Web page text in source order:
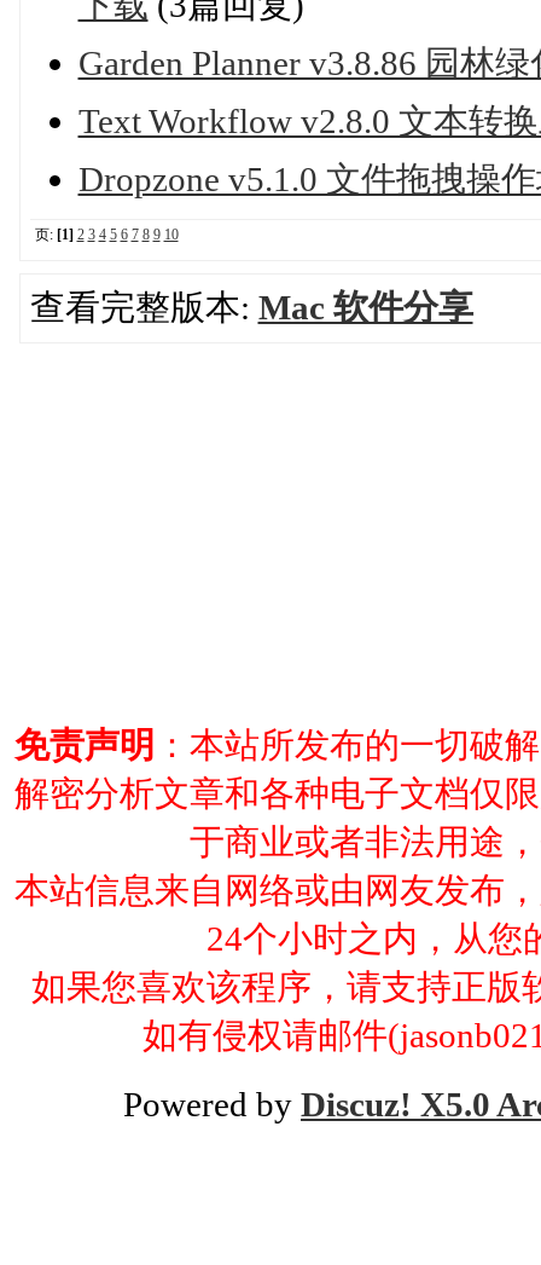
Garden Planner v3.8.86 园林
Text Workflow v2.8.0 文本转
Dropzone v5.1.0 文件拖拽操
页: [1] 2 3 4 5 6 7 8 9 10
查看完整版本: Mac 软件分享
免责声明 ：本站所发布的一切破
解密分析文章和各种电子文档仅
于商业或者非法用途
本站信息来自网络或由网友发布
24个小时之内，从您
如果您喜欢该程序，请支持正版
如有侵权请邮件
Powered by Discuz! X5.0